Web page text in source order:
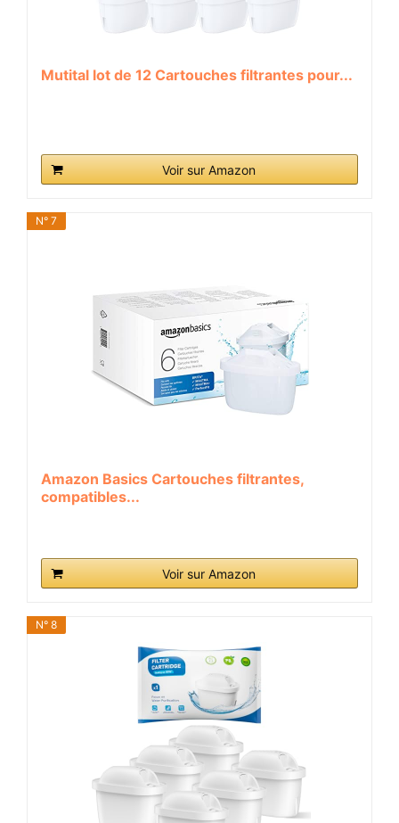
Mutital lot de 12 Cartouches filtrantes pour...
Voir sur Amazon
N° 7
Amazon Basics Cartouches filtrantes,
compatibles...
Voir sur Amazon
N° 8